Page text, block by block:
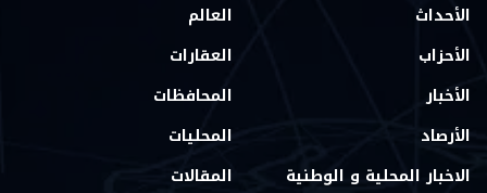
الأحداث
الأحزاب
الأخبار
الأرصاد
الاخبار المحلية و الوطنية
العالم
العقارات
المحافظات
المحليات
المقالات